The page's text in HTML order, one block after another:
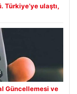
Türkiye’ye ulaştı,
Güncellemesi ve